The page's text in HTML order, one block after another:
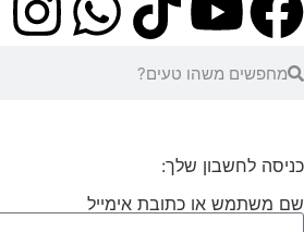
כניסה לחשבון שלך:
שם משתמש או כתובת אימייל